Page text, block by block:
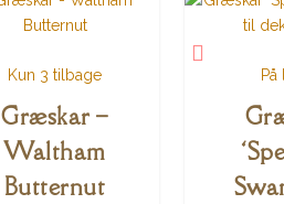
Kun 3 tilbage
Græskar –
Waltham
Butternut